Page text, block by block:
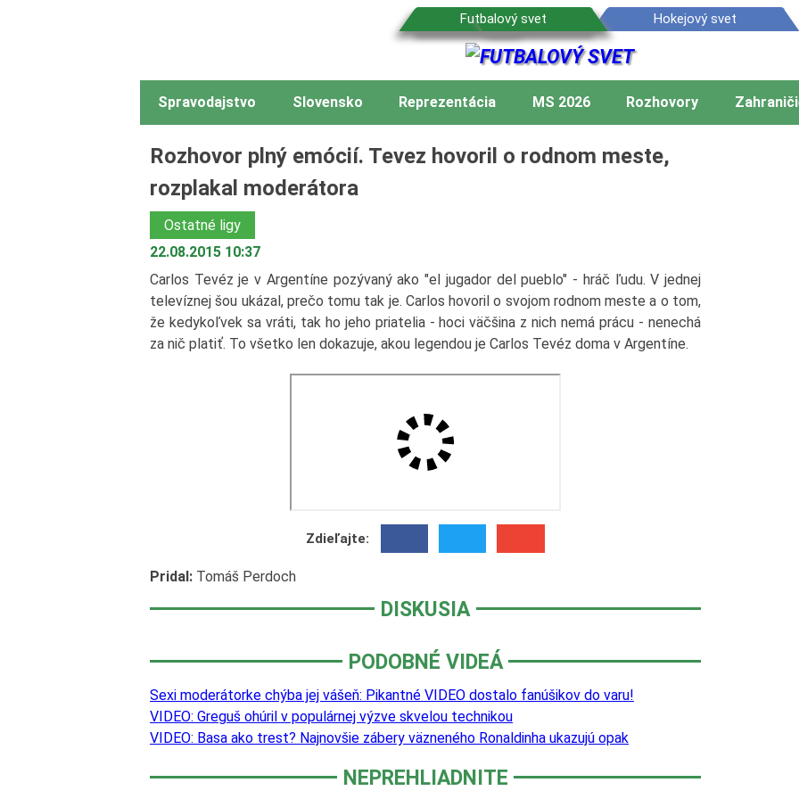
Spravodajstvo Slovensko Reprezentácia MS 2026 Rozhovory
Rozhovor plný emócií. Tevez hovoril o rodnom meste,
rozplakal moderátora
Ostatné ligy
22.08.2015 10:37
Carlos Tevéz je v Argentíne pozývaný ako "el jugador del pueblo" - hráč ľudu. V jednej
televíznej šou ukázal, prečo tomu tak je. Carlos hovoril o svojom rodnom meste a o tom,
že kedykoľvek sa vráti, tak ho jeho priatelia - hoci väčšina z nich nemá prácu - nenechá
za nič platiť. To všetko len dokazuje, akou legendou je Carlos Tevéz doma v Argentíne.
Zdieľajte:
Pridal: Tomáš Perdoch
DISKUSIA
PODOBNÉ VIDEÁ
Sexi moderátorke chýba jej vášeň: Pikantné VIDEO dostalo fanúšikov do varu!
VIDEO: Greguš ohúril v populárnej výzve skvelou technikou
VIDEO: Basa ako trest? Najnovšie zábery väzneného Ronaldinha ukazujú opak
NEPREHLIADNITE